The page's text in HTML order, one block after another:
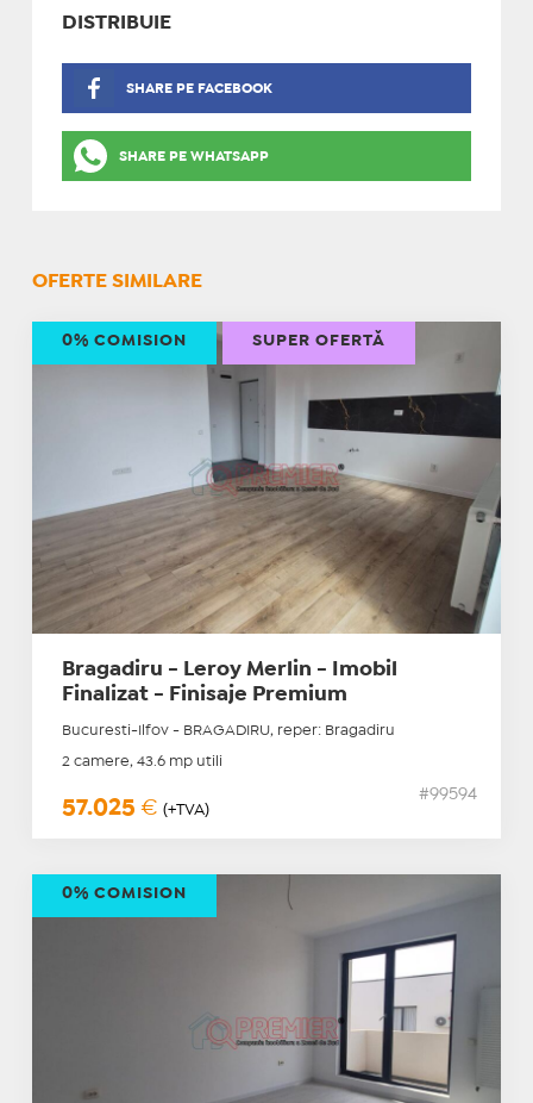
DISTRIBUIE
SHARE PE FACEBOOK
SHARE PE WHATSAPP
OFERTE SIMILARE
Bragadiru - Leroy Merlin - Imobil
Finalizat - Finisaje Premium
Bucuresti-Ilfov - BRAGADIRU, reper: Bragadiru
2 camere, 43.6 mp utili
57.025 € (+TVA)
#99594
0% COMISION SUPER OFERTĂ
0% COMISION